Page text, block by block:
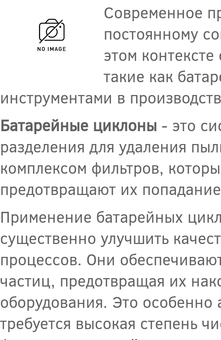
Современное
постоянному
этом
такие как
инструментами в
Батарейные циклоны - это
разделения для удаления
комплексом фильтров,
предотвращают их
Применение батарейных
существенно улучшить
процессов. Они
частиц, предотвращая их
оборудования. Это особенно
требуется высокая степень